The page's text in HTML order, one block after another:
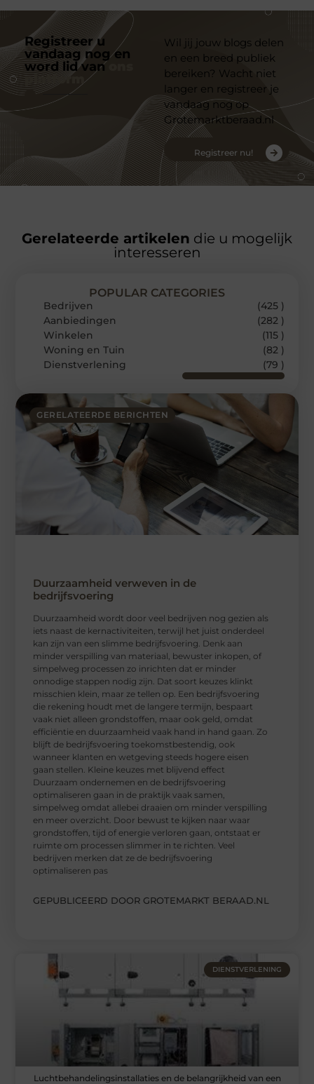
Registreer u
vandaag nog en
word lid van
platform
Wil jij jouw blogs delen
en een breed publiek
bereiken? Wacht niet
langer en registreer je
vandaag nog op
Grotemarktberaad.nl
Registreer nu!
Gerelateerde artikelen die u mogelijk
interesseren
GERELATEERDE BERICHTEN
Duurzaamheid verweven in de
bedrijfsvoering
Duurzaamheid wordt door veel bedrijven nog gezien als
iets naast de kernactiviteiten, terwijl het juist onderdeel
kan zijn van een slimme bedrijfsvoering. Denk aan
minder verspilling van materiaal, bewuster inkopen, of
simpelweg processen zo inrichten dat er minder
onnodige stappen nodig zijn. Dat soort keuzes klinkt
misschien klein, maar ze tellen op. Een bedrijfsvoering
die rekening houdt met de langere termijn, bespaart
vaak niet alleen grondstoffen, maar ook geld, omdat
efficiëntie en duurzaamheid vaak hand in hand gaan. Zo
blijft de bedrijfsvoering toekomstbestendig, ook
wanneer klanten en wetgeving steeds hogere eisen
gaan stellen. Kleine keuzes met blijvend effect
Duurzaam ondernemen en de bedrijfsvoering
optimaliseren gaan in de praktijk vaak samen,
simpelweg omdat allebei draaien om minder verspilling
en meer overzicht. Door bewust te kijken naar waar
grondstoffen, tijd of energie verloren gaan, ontstaat er
ruimte om processen slimmer in te richten. Veel
bedrijven merken dat ze de bedrijfsvoering
optimaliseren pas
GEPUBLICEERD DOOR GROTEMARKT BERAAD.NL
POPULAR CATEGORIES
Bedrijven
(425 )
Aanbiedingen
(282 )
Winkelen
(115 )
Woning en Tuin
(82 )
Dienstverlening
(79 )
DIENSTVERLENING
Luchtbehandelingsinstallaties en de belangrijkheid van een